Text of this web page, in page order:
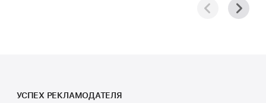
УСПЕХ РЕКЛАМОДАТЕЛЯ